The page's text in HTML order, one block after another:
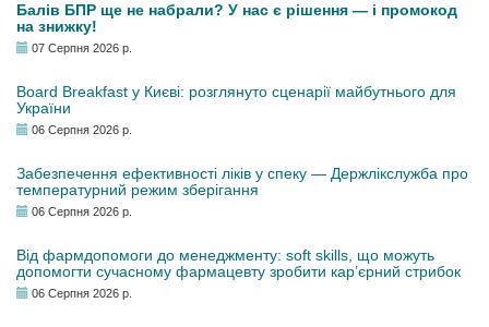
Балів БПР ще не набрали? У нас є рішення — і промокод
на знижку!
07 Серпня 2026 р.
Board Breakfast у Києві: розглянуто сценарії майбутнього для
України
06 Серпня 2026 р.
Забезпечення ефективності ліків у спеку — Держлікслужба про
температурний режим зберігання
06 Серпня 2026 р.
Від фармдопомоги до менеджменту: soft skills, що можуть
допомогти сучасному фармацевту зробити кар’єрний стрибок
06 Серпня 2026 р.